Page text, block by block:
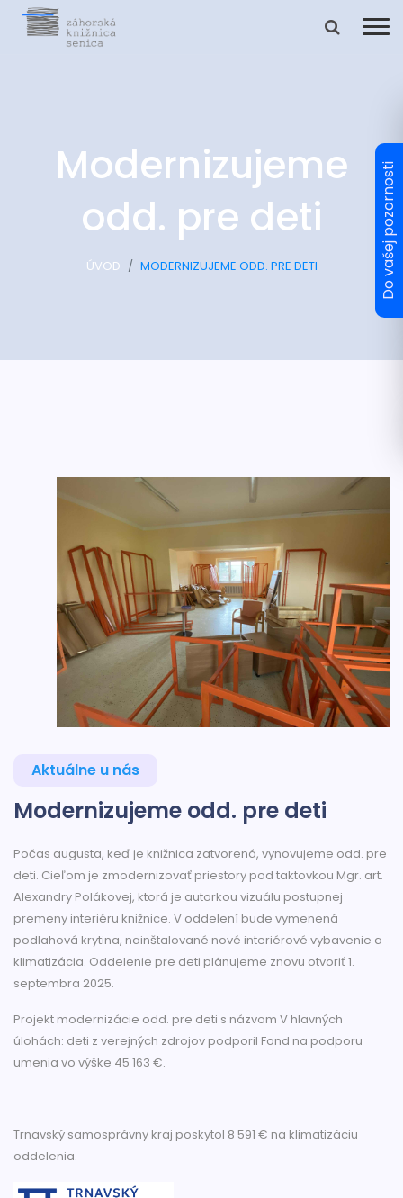
Modernizujeme
odd. pre deti
ÚVOD MODERNIZUJEME ODD. PRE DETI
Aktuálne u nás
Modernizujeme odd. pre deti
Počas augusta, keď je knižnica zatvorená, vynovujeme odd. pre
deti. Cieľom je zmodernizovať priestory pod taktovkou Mgr. art.
Alexandry Polákovej, ktorá je autorkou vizuálu postupnej
premeny interiéru knižnice. V oddelení bude vymenená
podlahová krytina, nainštalované nové interiérové vybavenie a
klimatizácia. Oddelenie pre deti plánujeme znovu otvoriť 1.
septembra 2025.
Projekt modernizácie odd. pre deti s názvom V hlavných
úlohách: deti z verejných zdrojov podporil Fond na podporu
umenia vo výške 45 163 €.
Trnavský samosprávny kraj poskytol 8 591 € na klimatizáciu
oddelenia.